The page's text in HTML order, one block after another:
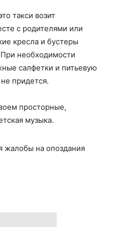
такси возит
с родителями или
кресла и бустеры
необходимости
салфетки и питьевую
придется.
просторные,
музыка.
жалобы на опоздания